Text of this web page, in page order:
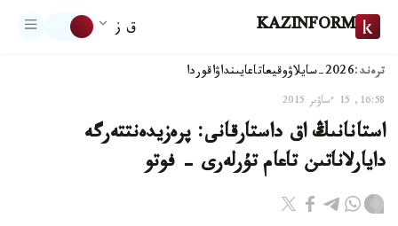
KAZINFORM ق ز
ترەند:2026-سايلاۋ وقيعاتاعايىنداۋاقوردا
16:58, 15 ءساۋىر 2015
استانانىڭ اق داستارقانى: پرەزيدەنتتەرگە
دايارلاناتىن تاعام تۇرلەرى - فوتو